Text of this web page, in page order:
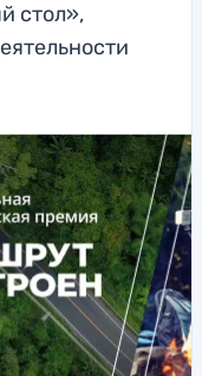
стол»,